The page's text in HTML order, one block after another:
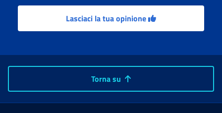
Lasciaci la tua opinione
Torna su